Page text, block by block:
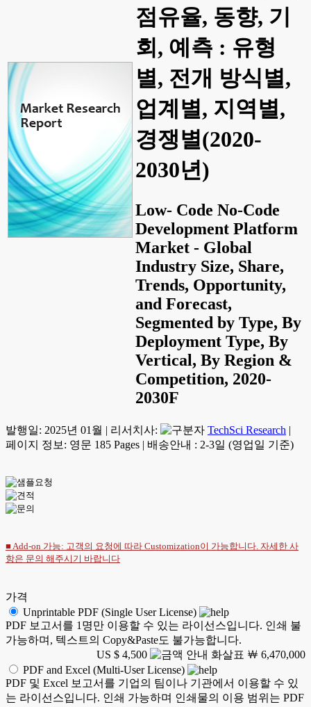
점유율, 동향, 기
회, 예측 : 유형
별, 전개 방식별,
업계별, 지역별,
경쟁별(2020-
2030년)
Low- Code No-Code
Development Platform
Market - Global
Industry Size, Share,
Trends, Opportunity,
and Forecast,
Segmented by Type, By
Deployment Type, By
Vertical, By Region &
Competition, 2020-
2030F
발행일: 2025년 01월 | 리서치사: TechSci Research |
페이지 정보: 영문 185 Pages | 배송안내 : 2-3일 (영업일 기준)
■ Add-on 가능: 고객의 요청에 따라 Customization이 가능합니다. 자세한 사
항은 문의 해주시기 바랍니다
가격
Unprintable PDF (Single User License)
PDF 보고서를 1명만 이용할 수 있는 라이선스입니다. 인쇄 불
가능하며, 텍스트의 Copy&Paste도 불가능합니다.
US $ 4,500
￦ 6,470,000
PDF and Excel (Multi-User License)
PDF 및 Excel 보고서를 기업의 팀이나 기관에서 이용할 수 있
는 라이선스입니다. 인쇄 가능하며 인쇄물의 이용 범위는 PDF